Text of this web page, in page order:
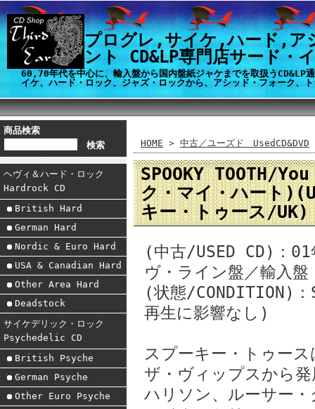
プログレ,サイケ,ハード,ア
ント CD&LP専門店サード・
60,70年代を中心に、輸入盤から国内盤紙ジャケまでを取扱うCD&LP
イケ、ハード・ロック、ジャズ・ロックから、アシッド・フォーク、
商品検索
ヘヴィ＆ハード・ロック
Hardrock CD
British Hard
German Hard
Nordic & Euro Hard
USA & Canadian Hard
Other Area Hard
Deadstock
サイケデリック・ロック
Psychedelic CD
British Psyche
German Psyche
Other Euro Psyche
HOME > 中古／ユーズド UsedCD&DVD
SPOOKY TOOTH/
ク・マイ・ハート
キー・トゥース/
(中古/USED CD)：
ヴ・ライン盤／輸入
(状態/CONDITION)
再生に影響なし)
スプーキー・トゥー
ザ・ヴィップスから
ハリソン、ルーサー